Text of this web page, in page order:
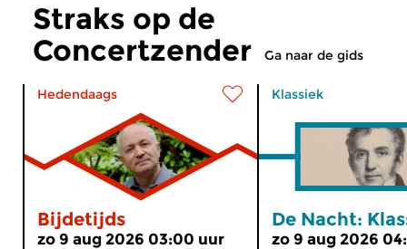
Straks op de
Concertzender
Ga naar de gids
Hedendaags
Bijdetijds
zo 9 aug 2026 03:00 uur
Klassiek
De Nacht:
zo 9 aug 2026